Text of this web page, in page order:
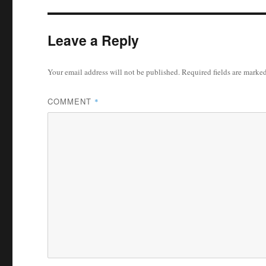
Leave a Reply
Your email address will not be published.Required fields are
COMMENT *